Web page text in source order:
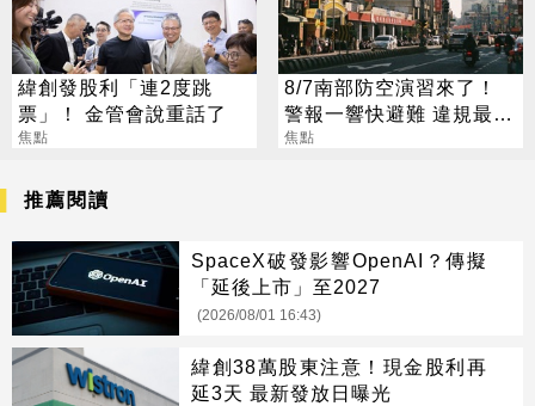
緯創發股利「連2度跳
票」！ 金管會說重話了
焦點
8/7南部防空演習來了！
警報一響快避難 違規最高
開罰15萬
焦點
推薦閱讀
SpaceX破發影響OpenAI？傳擬
「延後上市」至2027
(2026/08/01 16:43)
緯創38萬股東注意！現金股利再
延3天 最新發放日曝光